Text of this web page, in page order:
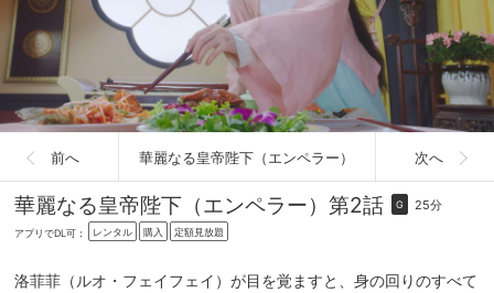
前へ 華麗なる皇帝陛下（エンペラー） 次へ
華麗なる皇帝陛下（エンペラー）第2話 G 25分
アプリでDL可： レンタル 購入 定額見放題
洛菲菲（ルオ・フェイフェイ）が目を覚ますと、身の回りのすべて